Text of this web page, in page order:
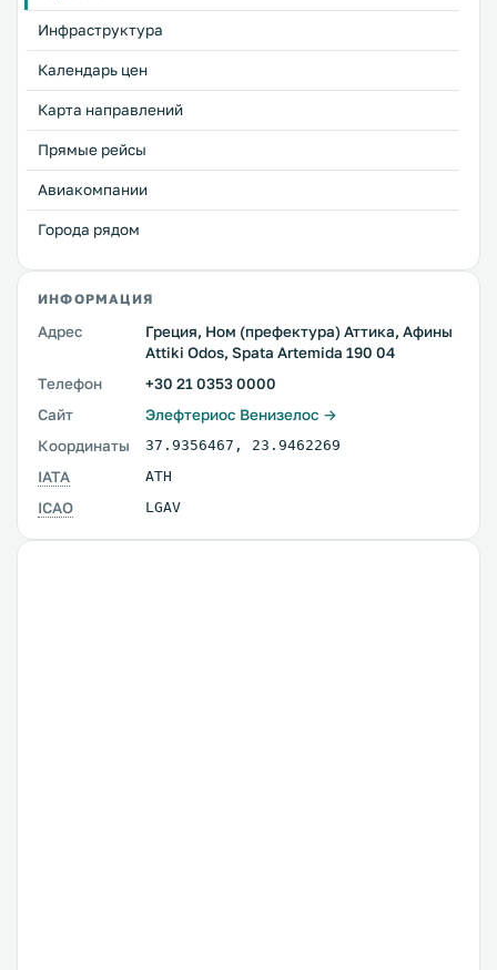
Инфраструктура
Календарь цен
Карта направлений
Прямые рейсы
Авиакомпании
Города рядом
ИНФОРМАЦИЯ
Адрес
Греция, Ном (префектура) Аттика, Афины
Attiki Odos, Spata Artemida 190 04
Телефон
+30 21 0353 0000
Сайт
Элефтериос Венизелос →
Координаты
37.9356467 , 23.9462269
IATA ATH
ICAO LGAV